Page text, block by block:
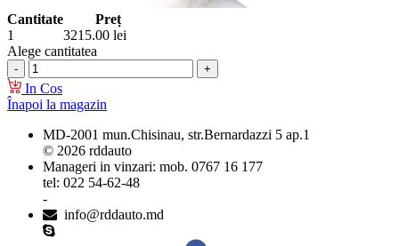
Cantitate
Preț
1
3215.00 lei
Alege cantitatea
In Cos
Înapoi la magazin
MD-2001 mun.Chisinau, str.Bernardazzi 5 ap.1
© 2026 rddauto
Manageri in vinzari: mob. 0767 16 177
tel: 022 54-62-48
-
info@rddauto.md